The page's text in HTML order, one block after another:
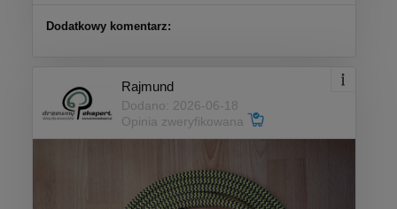
Dodatkowy komentarz:
Rajmund
Dodano: 2026-06-18
Opinia zweryfikowana